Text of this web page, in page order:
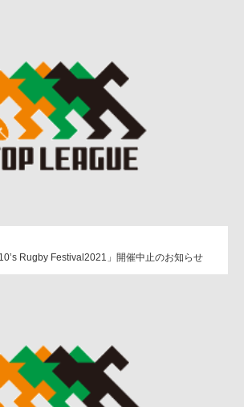
でした。それが良かったです。1ヶ月間、それ
にできたと思います」
戦でなく、もっと上へ行くためには？
な、ラグビーが好きな奴が集まって、時間を過
いますが、もっと日本のラグビー界を背負っ
イクロソフトカップ、日本選手権で優勝したい
意識改革をして、自分たちのラグビーを好きな
を前面に出していきたいと思います」
Rugby Festival2021」開催中止のお知らせ